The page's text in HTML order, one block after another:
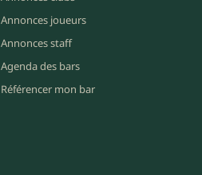
Annonces joueurs
Annonces staff
Agenda des bars
Référencer mon bar